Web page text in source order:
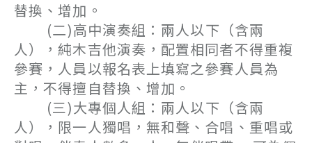
替換、增加。
(二)高中演奏組：兩人以下（含兩
人），純木吉他演奏，配置相同者不得重複
參賽，人員以報名表上填寫之參賽人員為
主，不得擅自替換、增加。
(三)大專個人組：兩人以下（含兩
人），限一人獨唱，無和聲、合唱、重唱或